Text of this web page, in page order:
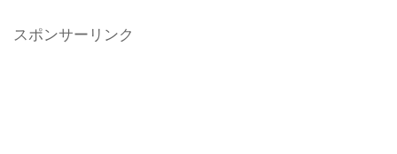
スポンサーリンク